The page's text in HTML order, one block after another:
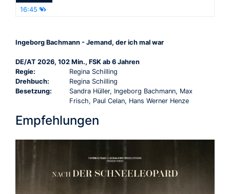
16:45
Ingeborg Bachmann - Jemand, der ich mal war
DE/AT 2026, 102 Min., FSK ab 6 Jahren
Regie:
Regina Schilling
Drehbuch:
Regina Schilling
Besetzung:
Sandra Hüller, Ingeborg Bachmann, Max
Frisch, Paul Celan, Hans Werner Henze
Empfehlungen